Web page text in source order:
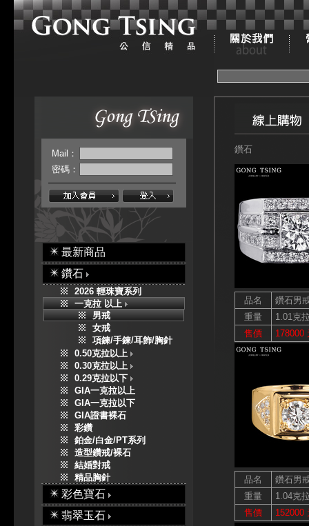
Mail：
密碼：
最新商品
鑽石
2026 輕珠寶系列
一克拉 以上
男戒
女戒
項鍊/手鍊/耳飾/胸針
0.50克拉以上
0.30克拉以上
0.29克拉以下
GIA一克拉以上
GIA一克拉以下
GIA證書裸石
彩鑽
鉑金/白金/PT系列
造型鑽戒/裸石
結婚對戒
精品胸針
彩色寶石
翡翠玉石
鑽石
品名
鑽石男
重量
1.01克
售價
178000
品名
鑽石男
重量
1.04克
售價
152000